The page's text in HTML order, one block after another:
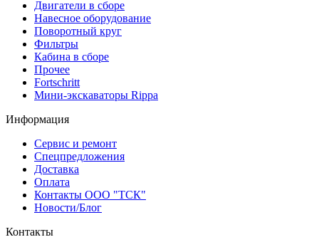
Двигатели в сборе
Навесное оборудование
Поворотный круг
Фильтры
Кабина в сборе
Прочее
Fortschritt
Мини-экскаваторы Rippa
Информация
Сервис и ремонт
Спецпредложения
Доставка
Оплата
Контакты ООО "ТСК"
Новости/Блог
Контакты